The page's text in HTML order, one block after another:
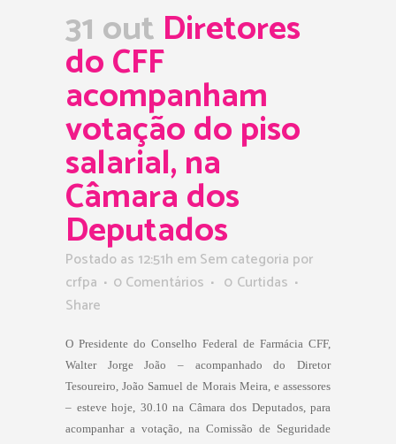
31 out Diretores
do CFF
acompanham
votação do piso
salarial, na
Câmara dos
Deputados
Postado as 12:51h em Sem categoria por
crfpa
0 Comentários 0 Curtidas
Share
O Presidente do Conselho Federal de Farmácia CFF,
Walter Jorge João – acompanhado do Diretor
Tesoureiro, João Samuel de Morais Meira, e assessores
– esteve hoje, 30.10 na Câmara dos Deputados, para
acompanhar a votação, na Comissão de Seguridade